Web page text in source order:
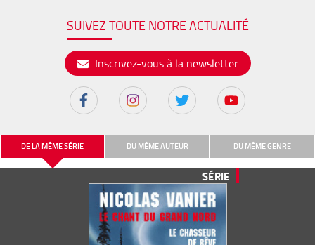
SUIVEZ TOUTE NOTRE ACTUALITÉ
Inscrivez-vous à la newsletter
DE LA MÊME SÉRIE DU MÊME AUTEUR DU MÊME GENRE
SÉRIE